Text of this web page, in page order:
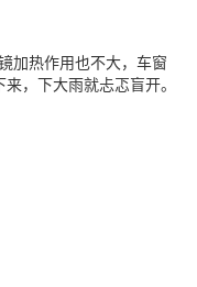
加热作用也不大，车窗
，下大雨就忐忑盲开。